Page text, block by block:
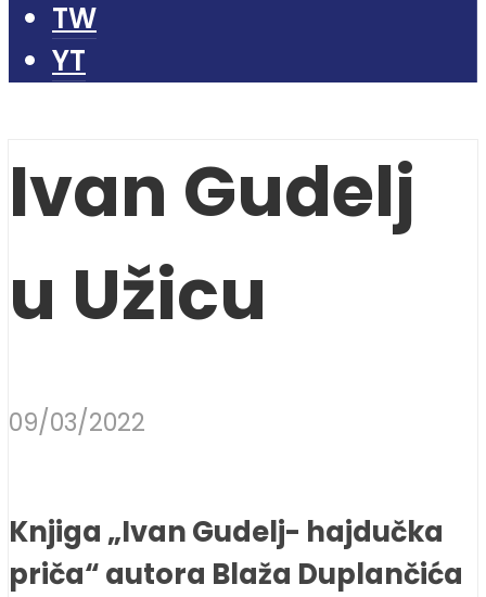
TW
YT
Ivan Gudelj
u Užicu
09/03/2022
Knjiga „Ivan Gudelj- hajdučka
priča“ autora Blaža Duplančića